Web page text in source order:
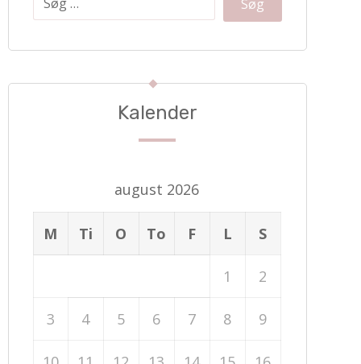
Kalender
august 2026
M Ti O To F L S
1 2
3 4 5 6 7 8 9